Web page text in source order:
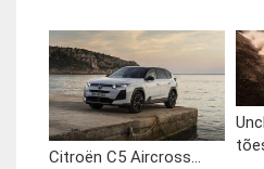
Citroën C5 Aircross...